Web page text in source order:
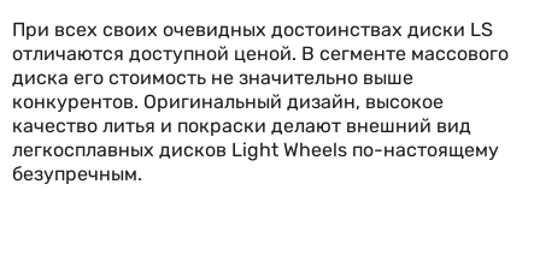
При всех своих очевидных достоинствах диски LS
отличаются доступной ценой. В сегменте массового
диска его стоимость не значительно выше
конкурентов. Оригинальный дизайн, высокое
качество литья и покраски делают внешний вид
легкосплавных дисков Light Wheels по-настоящему
безупречным.